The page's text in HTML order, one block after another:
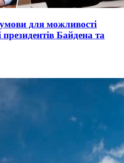
для можливості
президентів Байдена та